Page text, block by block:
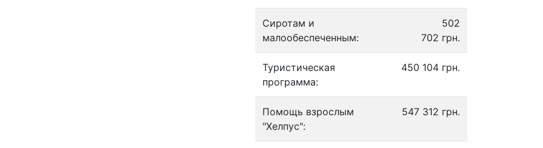
Сиротам и
малообеспеченным:
502
702 грн.
Туристическая
программа:
450 104 грн.
Помощь взрослым
"Хелпус":
547 312 грн.